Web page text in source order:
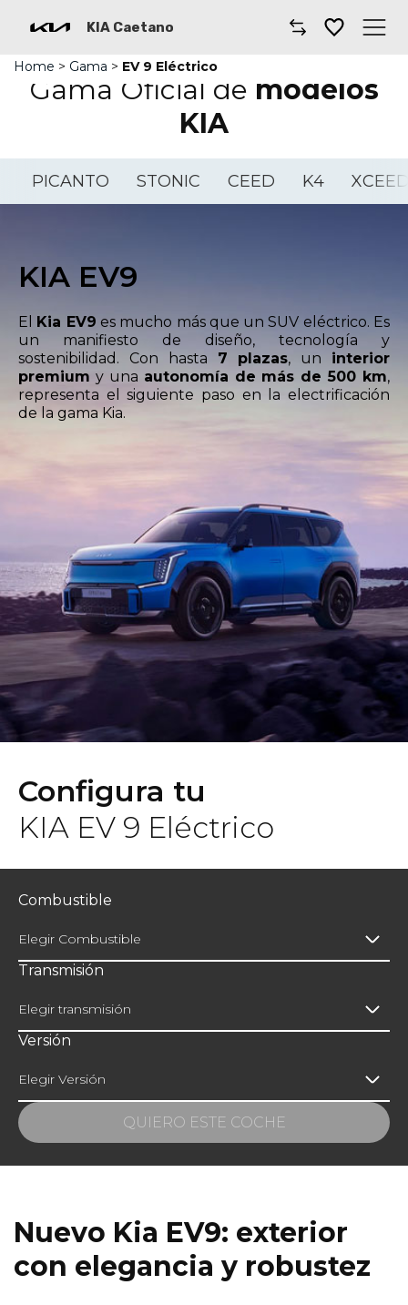
KIA Caetano
Comprar un coche
Renting
Coches por suscripción
Home > Gama > EV 9 Eléctrico
Gama Oficial de modelos
KIA
PICANTO STONIC CEED K4
KIA EV9
El Kia EV9 es mucho más que un SUV eléctrico. Es
un manifiesto de diseño, tecnología y
sostenibilidad. Con hasta 7 plazas, un interior
premium y una autonomía de más de 500 km,
representa el siguiente paso en la electrificación
de la gama Kia.
Configura tu
KIA EV 9 Eléctrico
Combustible
Elegir Combustible
Transmisión
Elegir transmisión
Versión
Elegir Versión
QUIERO ESTE COCHE
¡Escríbenos sin compromiso si te interesa
este modelo!
Nuevo Kia EV9: exterior
con elegancia y robustez